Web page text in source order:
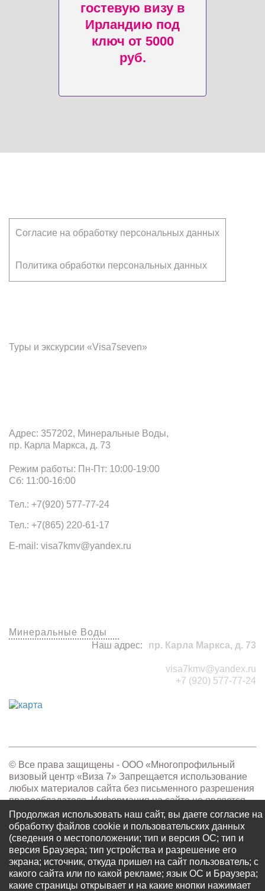
гостевую визу в
Ирландию под
ключ от 5000
руб.
Адрес: 357202, Минеральные Воды,
пр. Карла Маркса, д. 73
Режим работы: Пн-Пт: 10:00-19:00
Сб: 11:00-16:00
Тел.: +7(920) 577-77-24
Тел.: +7(865) 220-61-17
E-mail: visa7kmv@yandex.ru
Согласие на обработку персональных данных
Политика обработки персональных данных
Туры и экскурсии «Visa7seven»
Минеральные Воды
Наш адрес:
пр. Карла Маркса, д. 73
visa7kmv@yandex.ru
+7 (920) 577-77-24
© Все права защищены - OOO «Многопрофильный
визовый центр «Виза 7» Запрещается использование
любых материалов сайта без письменного разрешения
правообладателя. Информация на сайте не является
публичной офертой, определяемой положениями ст.
437 ГК РФ.
Продолжая использовать наш сайт, вы даете согласие на
обработку файлов cookie и пользовательских данных
(сведения о местоположении; тип и версия ОС; тип и
версия Браузера; тип устройства и разрешение его
экрана; источник, откуда пришел на сайт пользователь; с
какого сайта или по какой рекламе; язык ОС и Браузера;
какие страницы открывает и на какие кнопки нажимает